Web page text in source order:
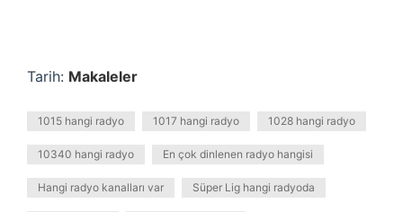
Tarih: Makaleler
1015 hangi radyo 1017 hangi radyo 1028 hangi radyo
10340 hangi radyo En çok dinlenen radyo hangisi
Hangi radyo kanalları var Süper Lig hangi radyoda